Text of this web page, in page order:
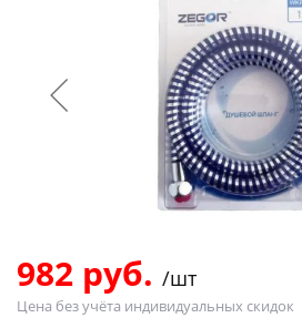
982 руб. /шт
Цена без учёта индивидуальных скидок
Добавляйте товары
Оплачивайте сегодня
% картой любого банка
выбранный способом